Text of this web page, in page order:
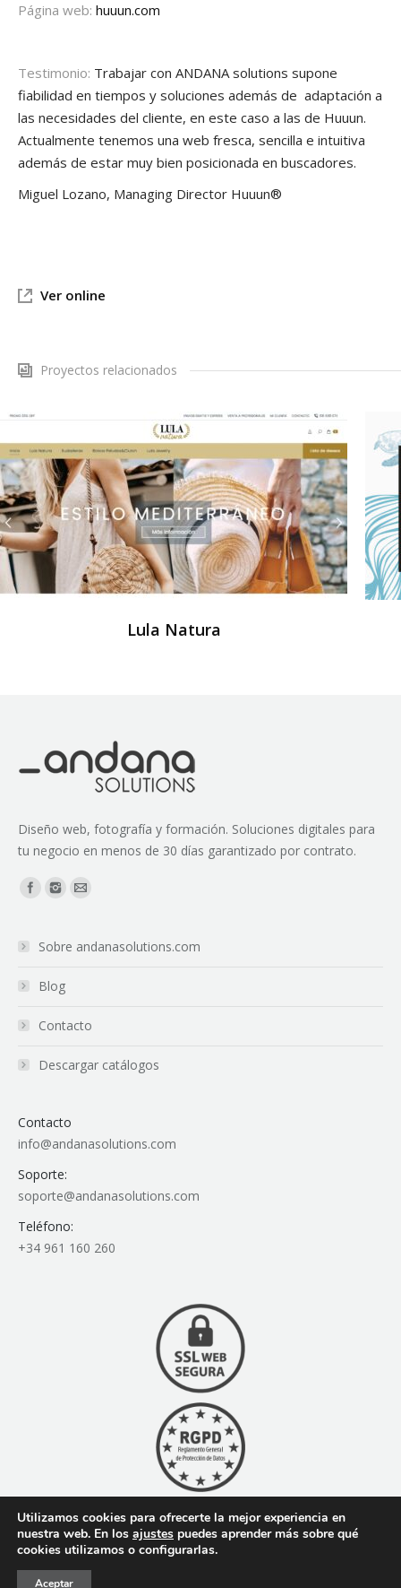
Página web: huuun.com
Testimonio: Trabajar con ANDANA solutions supone
fiabilidad en tiempos y soluciones además de adaptación a
las necesidades del cliente, en este caso a las de Huuun.
Actualmente tenemos una web fresca, sencilla e intuitiva
además de estar muy bien posicionada en buscadores.
Miguel Lozano, Managing Director Huuun®
Ver online
Proyectos relacionados
Lula Natura
Diseño web, fotografía y formación. Soluciones digitales para
tu negocio en menos de 30 días garantizado por contrato.
Encuéntranos en:
Sobre andanasolutions.com
Blog
Contacto
Descargar catálogos
Contacto
info@andanasolutions.com
Soporte:
soporte@andanasolutions.com
Teléfono:
+34 961 160 260
© Todos los derechos reservados
Aviso legal
Utilizamos cookies para ofrecerte la mejor experiencia en
nuestra web. En los ajustes puedes aprender más sobre qué
cookies utilizamos o configurarlas.
Aceptar